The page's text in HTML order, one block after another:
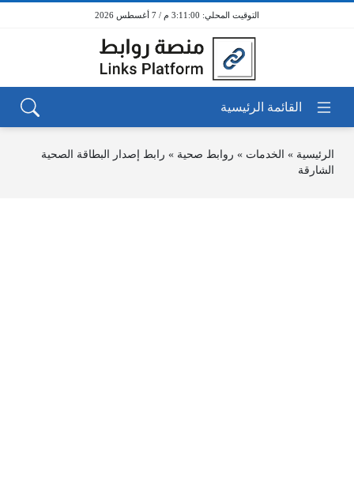
3:11:00 م / 7 أغسطس 2026
الرئيسية » الخدمات » روابط صحية » رابط إصدار البطاقة الصحية
الشارقة